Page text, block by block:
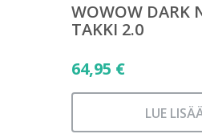
WOWOW DARK
TAKKI 2.0
64,95 €
LUE